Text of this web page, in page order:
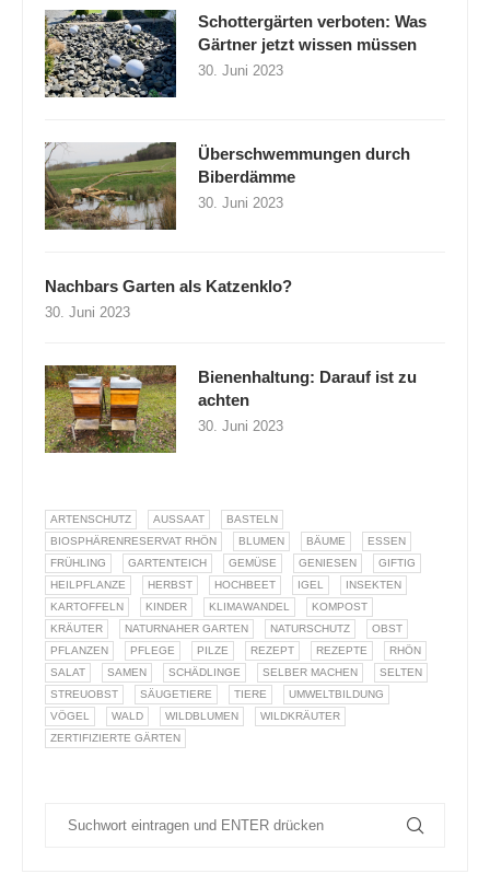
Schottergärten verboten: Was
Gärtner jetzt wissen müssen
30. Juni 2023
Überschwemmungen durch
Biberdämme
30. Juni 2023
Nachbars Garten als Katzenklo?
30. Juni 2023
Bienenhaltung: Darauf ist zu
achten
30. Juni 2023
ARTENSCHUTZ AUSSAAT
BASTELN
BIOSPHÄRENRESERVAT RHÖN
BLUMEN BÄUME
ESSEN
FRÜHLING
GARTENTEICH GEMÜSE GENIESEN
GIFTIG
HEILPFLANZE
HERBST HOCHBEET IGEL
INSEKTEN
KARTOFFELN
KINDER KLIMAWANDEL
KOMPOST
KRÄUTER
NATURNAHER GARTEN NATURSCHUTZ
OBST
PFLANZEN
PFLEGE PILZE REZEPT REZEPTE
RHÖN
SALAT
SAMEN SCHÄDLINGE SELBER MACHEN
SELTEN
STREUOBST
SÄUGETIERE TIERE
UMWELTBILDUNG
VÖGEL
WALD WILDBLUMEN
WILDKRÄUTER
ZERTIFIZIERTE GÄRTEN